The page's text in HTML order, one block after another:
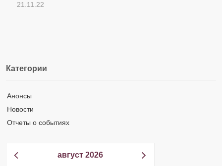
21.11.22
Категории
Анонсы
Новости
Отчеты о событиях
август 2026